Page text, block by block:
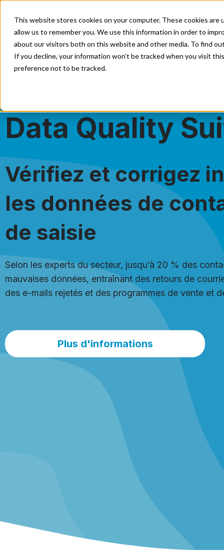
This website stores cookies on your computer. These cookies
allow us to remember you. We use this information in order to
about our visitors both on this website and other media. To find
If you decline, your information won’t be tracked when you visit
preference not to be tracked.
No Solutions Nos
Data Quality
Vérifiez et corrigez
les données de
de saisie
Selon les experts du secteur, jusqu’à 20 % des
mauvaises données, entraînant des retours de
des e-mails rejetés et des programmes de vente et
Plus d'informations